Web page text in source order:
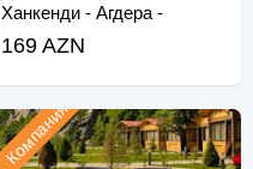
Ханкенди - Агдера -
Суговушан - Агдам - Хо
169 AZN
Компания